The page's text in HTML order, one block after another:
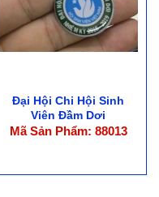
Đại Hội Chi Hội Sinh
Viên Đầm Dơi
Mã Sản Phẩm: 88013